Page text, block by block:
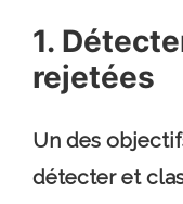
1.
rejetées
Un des
détecter et